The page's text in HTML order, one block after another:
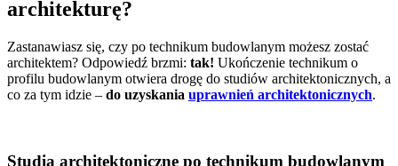
architekturę?
Zastanawiasz się, czy po technikum budowlanym możesz zostać
architektem? Odpowiedź brzmi: tak! Ukończenie technikum o
profilu budowlanym otwiera drogę do studiów architektonicznych, a
co za tym idzie – do uzyskania uprawnień architektonicznych.
Studia architektoniczne po technikum budowlanym